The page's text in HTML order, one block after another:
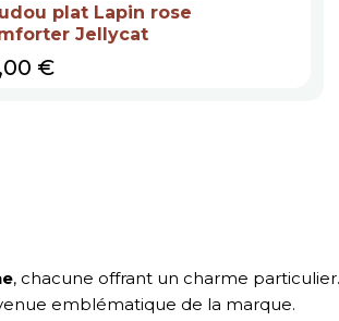
plat Lapin rose
Jellycat
€
, chacune offrant un charme
emblématique de la marque.